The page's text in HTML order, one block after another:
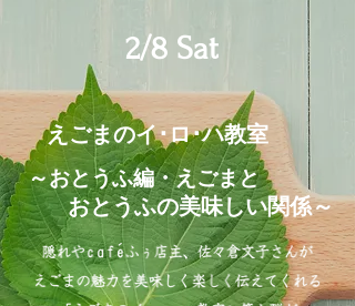
2/8 Sat
​えごまのイ･ロ･ハ教室
～おとうふ編・えごまと
おとうふの美味しい関係～